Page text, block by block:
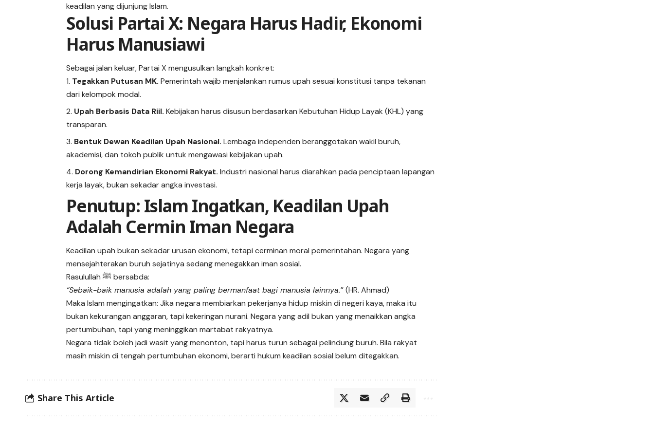
keadilan yang dijunjung Islam.
Solusi Partai X: Negara Harus Hadir, Ekonomi
Harus Manusiawi
Sebagai jalan keluar, Partai X mengusulkan langkah konkret:
Tegakkan Putusan MK. Pemerintah wajib menjalankan rumus upah sesuai konstitusi tanpa tekanan
dari kelompok modal.
Upah Berbasis Data Riil. Kebijakan harus disusun berdasarkan Kebutuhan Hidup Layak (KHL) yang
transparan.
Bentuk Dewan Keadilan Upah Nasional. Lembaga independen beranggotakan wakil buruh,
akademisi, dan tokoh publik untuk mengawasi kebijakan upah.
Dorong Kemandirian Ekonomi Rakyat. Industri nasional harus diarahkan pada penciptaan lapangan
kerja layak, bukan sekadar angka investasi.
Penutup: Islam Ingatkan, Keadilan Upah
Adalah Cermin Iman Negara
Keadilan upah bukan sekadar urusan ekonomi, tetapi cerminan moral pemerintahan. Negara yang
mensejahterakan buruh sejatinya sedang menegakkan iman sosial.
Rasulullah ﷺ bersabda:
“Sebaik-baik manusia adalah yang paling bermanfaat bagi manusia lainnya.”(HR. Ahmad)
Maka Islam mengingatkan: Jika negara membiarkan pekerjanya hidup miskin di negeri kaya, maka itu
bukan kekurangan anggaran, tapi kekeringan nurani. Negara yang adil bukan yang menaikkan angka
pertumbuhan, tapi yang meninggikan martabat rakyatnya.
Negara tidak boleh jadi wasit yang menonton, tapi harus turun sebagai pelindung buruh. Bila rakyat
masih miskin di tengah pertumbuhan ekonomi, berarti hukum keadilan sosial belum ditegakkan.
Share This Article